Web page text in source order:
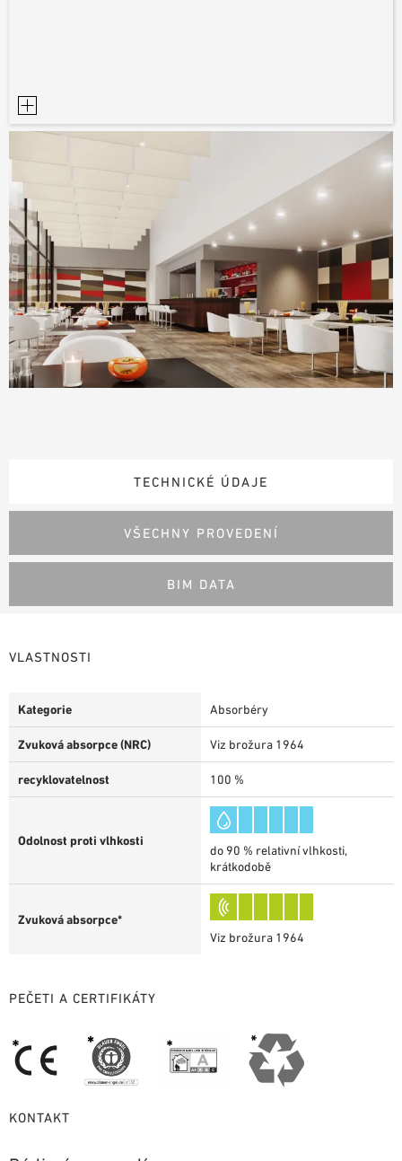
TECHNICKÉ ÚDAJE
VŠECHNY PROVEDENÍ
BIM DATA
VLASTNOSTI
Kategorie Absorbéry
Zvuková absorpce (NRC) Viz brožura 1964
recyklovatelnost 100 %
Odolnost proti vlhkosti
do 90 % relativní vlhkosti,
krátkodobě
Zvuková absorpce*
Viz brožura 1964
PEČETI A CERTIFIKÁTY
KONTAKT